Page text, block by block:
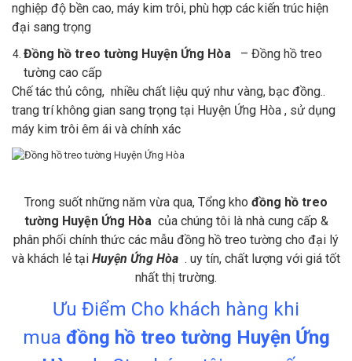
nghiệp độ bền cao, máy kim trôi, phù hợp các kiến trúc hiện
đại sang trọng
Đồng hồ treo tường Huyện Ứng Hòa – Đồng hồ treo
tường cao cấp
Chế tác thủ công, nhiều chất liệu quý như vàng, bạc đồng..
trang trí không gian sang trọng tại Huyện Ứng Hòa , sử dụng
máy kim trôi êm ái và chính xác
Trong suốt những năm vừa qua, Tổng kho đồng hồ treo
tường Huyện Ứng Hòa của chúng tôi là nhà cung cấp &
phân phối chính thức các mẫu đồng hồ treo tường cho đại lý
và khách lẻ tại Huyện Ứng Hòa . uy tín, chất lượng với giá tốt
nhất thị trường.
Ưu Điểm Cho khách hàng khi
mua đồng hồ treo tường Huyện Ứng